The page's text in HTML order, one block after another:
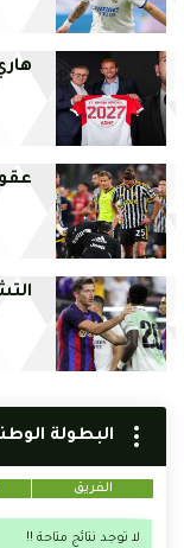
البطولة
الفريق
لا توجد نتائج متاحة !!